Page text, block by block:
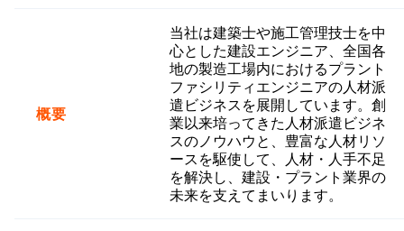
概要
当社は建築士や施工管理技士を中
心とした建設エンジニア、全国各
地の製造工場内におけるプラント
ファシリティエンジニアの人材派
遣ビジネスを展開しています。創
業以来培ってきた人材派遣ビジネ
スのノウハウと、豊富な人材リソ
ースを駆使して、人材・人手不足
を解決し、建設・プラント業界の
未来を支えてまいります。